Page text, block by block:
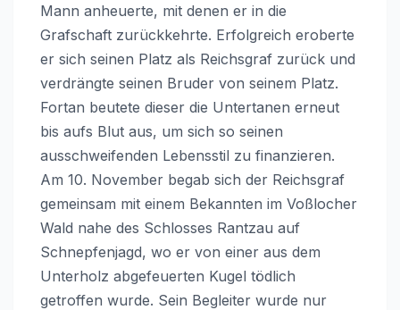
Mann anheuerte, mit denen er in die
Grafschaft zurückkehrte. Erfolgreich eroberte
er sich seinen Platz als Reichsgraf zurück und
verdrängte seinen Bruder von seinem Platz.
Fortan beutete dieser die Untertanen erneut
bis aufs Blut aus, um sich so seinen
ausschweifenden Lebensstil zu finanzieren.
Am 10. November begab sich der Reichsgraf
gemeinsam mit einem Bekannten im Voßlocher
Wald nahe des Schlosses Rantzau auf
Schnepfenjagd, wo er von einer aus dem
Unterholz abgefeuerten Kugel tödlich
getroffen wurde. Sein Begleiter wurde nur